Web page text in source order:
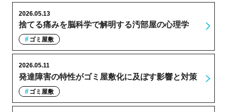
捨てる痛みを脳科学で解明する汚部屋の心理学
2026.05.13
ゴミ屋敷
発達障害の特性がゴミ屋敷化に及ぼす影響と対策
2026.05.11
ゴミ屋敷